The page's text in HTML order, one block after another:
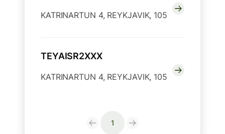
KATRINARTUN 4, REYKJAVIK, 105
TEYAISR2XXX
KATRINARTUN 4, REYKJAVIK, 105
1